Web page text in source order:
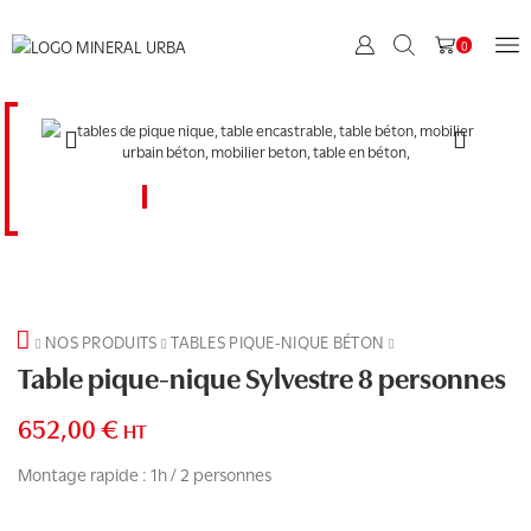
0
NOS PRODUITS TABLES PIQUE-NIQUE BÉTON
Table pique-nique Sylvestre 8 personnes
652,00€ HT
Montage rapide : 1h / 2 personnes